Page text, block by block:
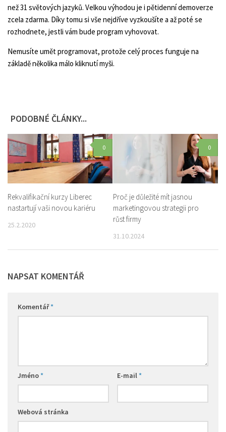
než 31 světových jazyků. Velkou výhodou je i pětidenní demoverze
zcela zdarma. Díky tomu si vše nejdříve vyzkoušíte a až poté se
rozhodnete, jestli vám bude program vyhovovat.
Nemusíte umět programovat, protože celý proces funguje na
základě několika málo kliknutí myši.
PODOBNÉ ČLÁNKY...
0
Rekvalifikační kurzy Liberec
nastartují vaši novou kariéru
25.2.2020
0
Proč je důležité mít jasnou
marketingovou strategii pro
růst firmy
31.10.2024
NAPSAT KOMENTÁŘ
Komentář*
Jméno* E-mail*
Webová stránka